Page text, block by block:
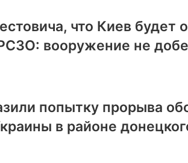
что Киев будет
вооружение не
попытку прорыва
в районе